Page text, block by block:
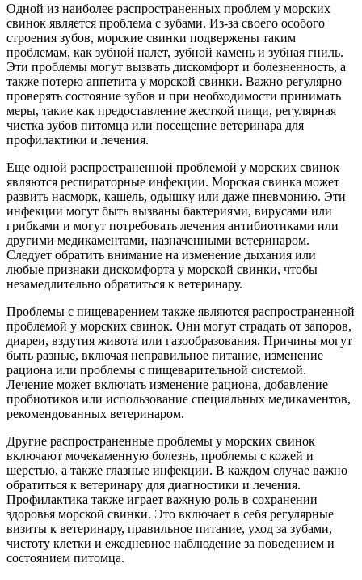
Одной из наиболее распространенных проблем у морских
свинок является проблема с зубами. Из-за своего особого
строения зубов, морские свинки подвержены таким
проблемам, как зубной налет, зубной камень и зубная гниль.
Эти проблемы могут вызвать дискомфорт и болезненность, а
также потерю аппетита у морской свинки. Важно регулярно
проверять состояние зубов и при необходимости принимать
меры, такие как предоставление жесткой пищи, регулярная
чистка зубов питомца или посещение ветеринара для
профилактики и лечения.
Еще одной распространенной проблемой у морских свинок
являются респираторные инфекции. Морская свинка может
развить насморк, кашель, одышку или даже пневмонию. Эти
инфекции могут быть вызваны бактериями, вирусами или
грибками и могут потребовать лечения антибиотиками или
другими медикаментами, назначенными ветеринаром.
Следует обратить внимание на изменение дыхания или
любые признаки дискомфорта у морской свинки, чтобы
незамедлительно обратиться к ветеринару.
Проблемы с пищеварением также являются распространенной
проблемой у морских свинок. Они могут страдать от запоров,
диареи, вздутия живота или газообразования. Причины могут
быть разные, включая неправильное питание, изменение
рациона или проблемы с пищеварительной системой.
Лечение может включать изменение рациона, добавление
пробиотиков или использование специальных медикаментов,
рекомендованных ветеринаром.
Другие распространенные проблемы у морских свинок
включают мочекаменную болезнь, проблемы с кожей и
шерстью, а также глазные инфекции. В каждом случае важно
обратиться к ветеринару для диагностики и лечения.
Профилактика также играет важную роль в сохранении
здоровья морской свинки. Это включает в себя регулярные
визиты к ветеринару, правильное питание, уход за зубами,
чистоту клетки и ежедневное наблюдение за поведением и
состоянием питомца.